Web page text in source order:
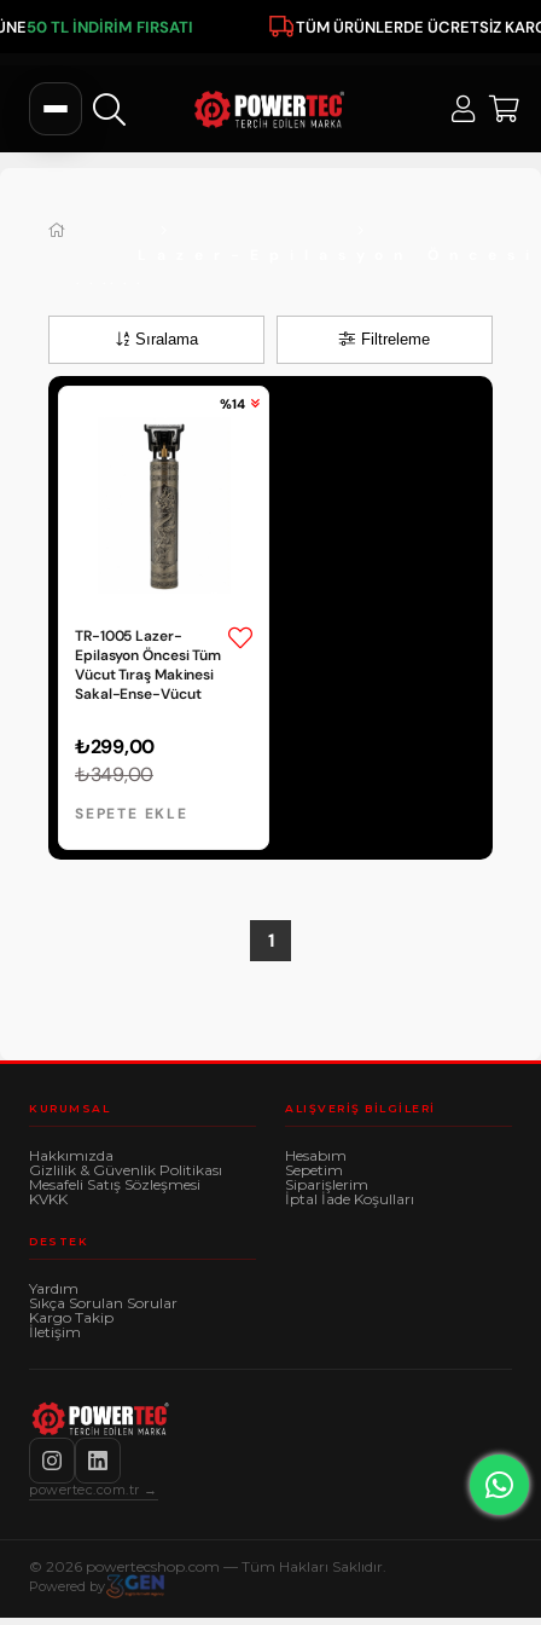
50 TL İNDİRİM FIRSATI TÜM ÜRÜNLERDE ÜCRETSİZ
Filtreleme
Sıralama
TR-1005 Lazer-
Epilasyon Öncesi Tüm
Vücut Tıraş Makinesi
Sakal-Ense-Vücut
₺299,00
₺349,00
SEPETE EKLE
%14
1
KURUMSAL
Hakkımızda
Gizlilik & Güvenlik Politikası
Mesafeli Satış Sözleşmesi
KVKK
ALIŞVERIŞ BILGILERI
Hesabım
Sepetim
Siparişlerim
İptal İade Koşulları
DESTEK
Yardım
Sıkça Sorulan Sorular
Kargo Takip
İletişim
powertec.com.tr →
© 2026 powertecshop.com — Tüm Hakları Saklıdır.
Powered by